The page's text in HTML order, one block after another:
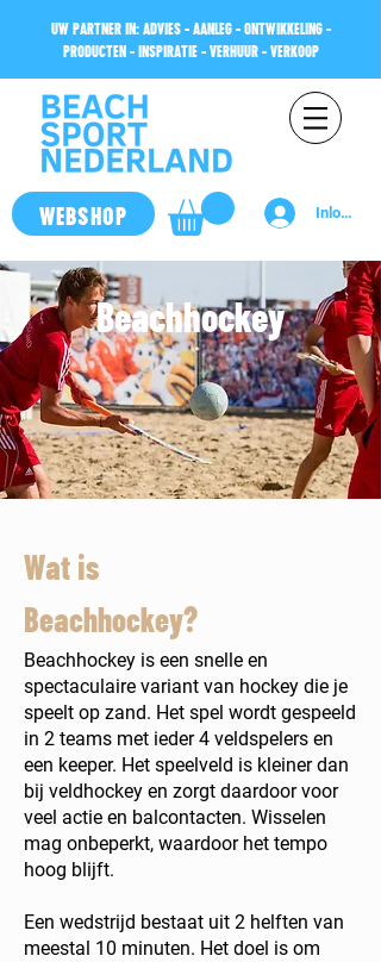
UW PARTNER IN: ADVIES - AANLEG - ONTWIKKELING -
PRODUCTEN - INSPIRATIE - VERHUUR - VERKOOP
WEBSHOP Inloggen
Beachhockey
Wat is
Beachhockey?
Beachhockey is een snelle en
spectaculaire variant van hockey die je
speelt op zand. Het spel wordt gespeeld
in 2 teams met ieder 4 veldspelers en
een keeper. Het speelveld is kleiner dan
bij veldhockey en zorgt daardoor voor
veel actie en balcontacten. Wisselen
mag onbeperkt, waardoor het tempo
hoog blijft.
Een wedstrijd bestaat uit 2 helften van
meestal 10 minuten. Het doel is om